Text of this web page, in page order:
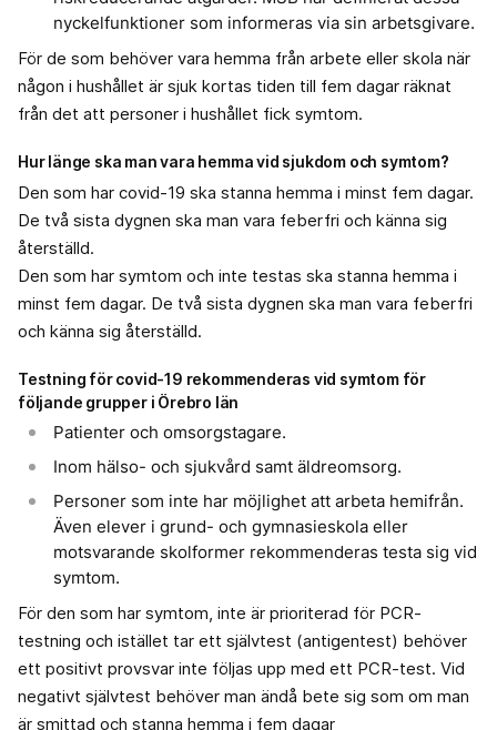
nyckelfunktioner som informeras via sin arbetsgivare.
För de som behöver vara hemma från arbete eller skola när
någon i hushållet är sjuk kortas tiden till fem dagar räknat
från det att personer i hushållet fick symtom.
Hur länge ska man vara hemma vid sjukdom och symtom?
Den som har covid-19 ska stanna hemma i minst fem dagar.
De två sista dygnen ska man vara feberfri och känna sig
återställd.
Den som har symtom och inte testas ska stanna hemma i
minst fem dagar. De två sista dygnen ska man vara feberfri
och känna sig återställd.
Testning för covid-19 rekommenderas vid symtom för
följande grupper i Örebro län
Patienter och omsorgstagare.
Inom hälso- och sjukvård samt äldreomsorg.
Personer som inte har möjlighet att arbeta hemifrån.
Även elever i grund- och gymnasieskola eller
motsvarande skolformer rekommenderas testa sig vid
symtom.
För den som har symtom, inte är prioriterad för PCR-
testning och istället tar ett självtest (antigentest) behöver
ett positivt provsvar inte följas upp med ett PCR-test. Vid
negativt självtest behöver man ändå bete sig som om man
är smittad och stanna hemma i fem dagar